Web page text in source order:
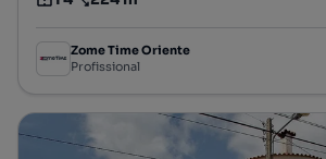
Tipologia
Preço por metro quadrado
Zome Time Oriente
Profissional